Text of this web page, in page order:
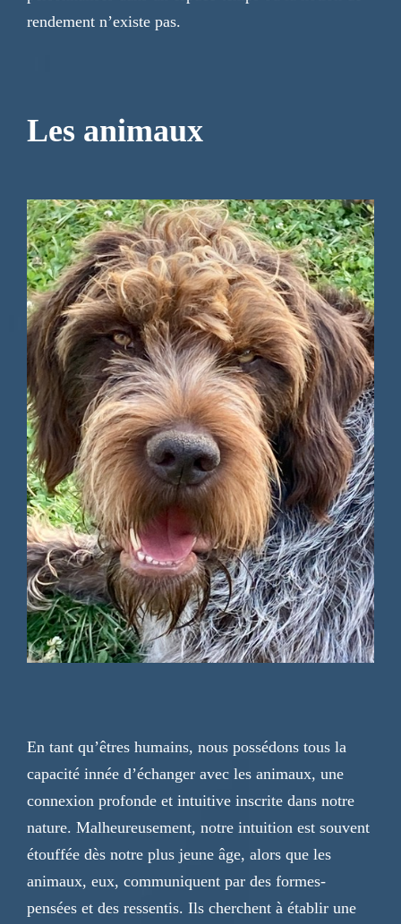
rendement n’existe pas.
Les animaux
En tant qu’êtres humains, nous possédons tous la
capacité innée d’échanger avec les animaux, une
connexion profonde et intuitive inscrite dans notre
nature. Malheureusement, notre intuition est souvent
étouffée dès notre plus jeune âge, alors que les
animaux, eux, communiquent par des formes-
pensées et des ressentis. Ils cherchent à établir une